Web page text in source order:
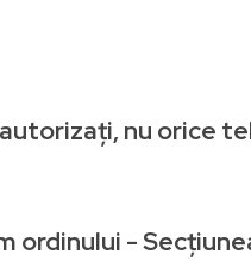
nu orice
ordinului -